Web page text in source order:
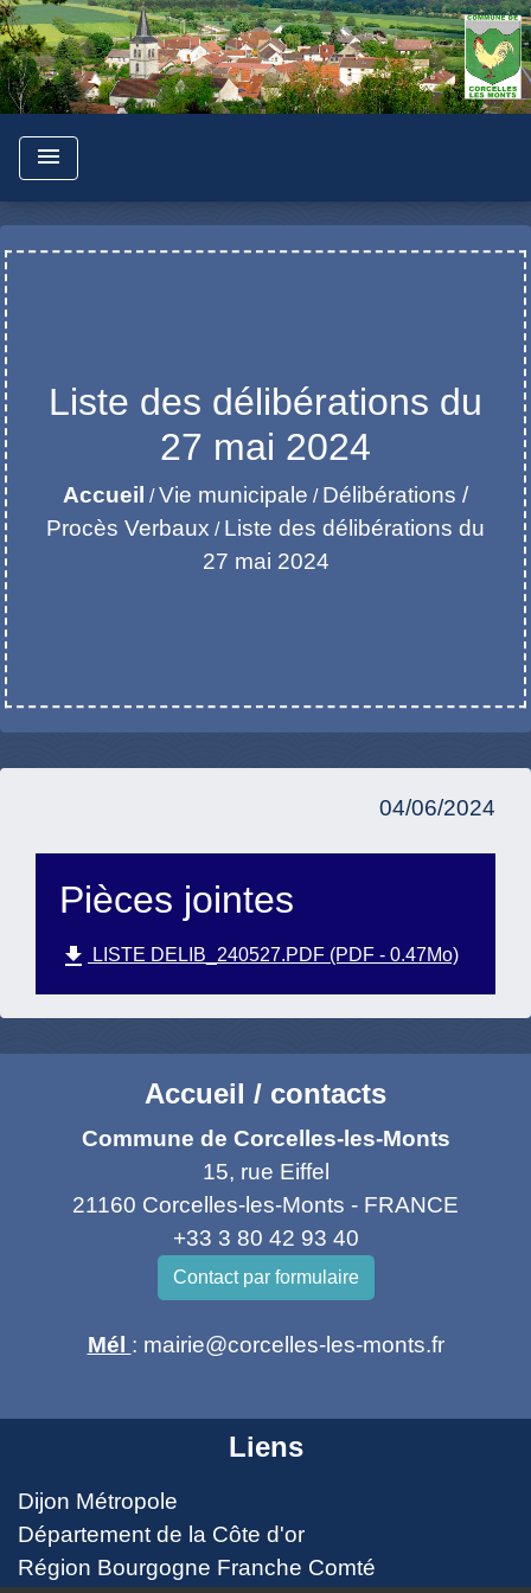
menu
Liste des délibérations du
27 mai 2024
Accueil /Vie municipale / Délibérations /
Procès Verbaux / Liste des délibérations du
27 mai 2024
04/06/2024
Pièces jointes
file_download LISTE DELIB_240527.PDF (PDF - 0.47Mo)
Accueil / contacts
Commune de Corcelles-les-Monts
15, rue Eiffel
21160 Corcelles-les-Monts - FRANCE
+33 3 80 42 93 40
Contact par formulaire
Mél : mairie@corcelles-les-monts.fr
Liens
Dijon Métropole
Département de la Côte d'or
Région Bourgogne Franche Comté